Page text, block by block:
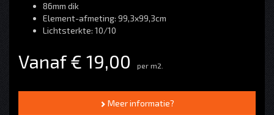
86mm dik
Element-afmeting: 99,3x99,3cm
Lichtsterkte: 10/10
Vanaf € 19,00 per m2.
Meer informatie?